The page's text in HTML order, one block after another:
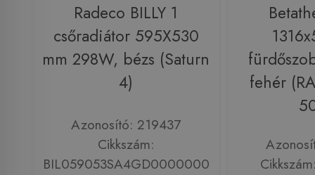
Radeco BILLY 1
csőradiátor 595X530
mm 298W, bézs (Saturn
4)
Azonosító: 219437
Cikkszám:
BIL059053SA4GD0000000
fehér